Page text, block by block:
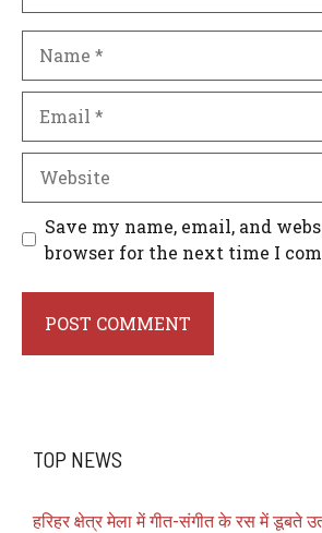
Save my name, email, and
browser for the next time I
TOP NEWS
हरिहर क्षेत्र मेला में गीत-संगीत के रस में डूबते